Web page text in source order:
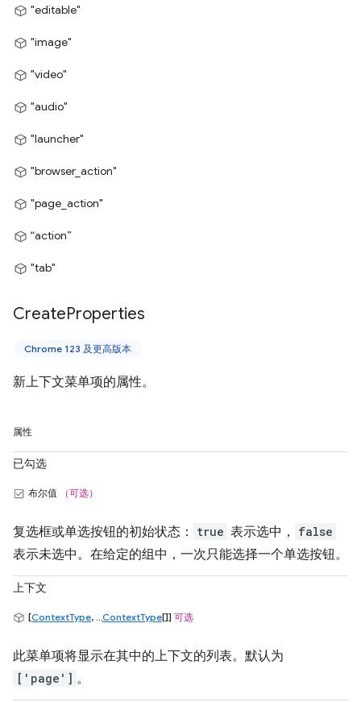
"editable"
"image"
"video"
"audio"
"launcher"
"browser_action"
"page_action"
“action”
"tab"
CreateProperties
Chrome 123 及更高版本
新上下文菜单项的属性。
属性
已勾选
布尔值 （可选）
复选框或单选按钮的初始状态： true 表示选中， false
表示未选中。在给定的组中，一次只能选择一个单选按钮。
上下文
[ContextType, ...ContextType[]] 可选
此菜单项将显示在其中的上下文的列表。默认为
['page'] 。